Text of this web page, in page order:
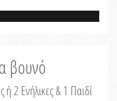
βουνό
ή 2 Ενήλικες & 1 Παιδί